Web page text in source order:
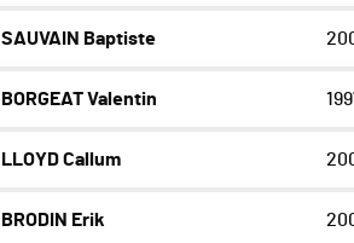
SAUVAIN Baptiste
BORGEAT Valentin
LLOYD Callum
BRODIN Erik